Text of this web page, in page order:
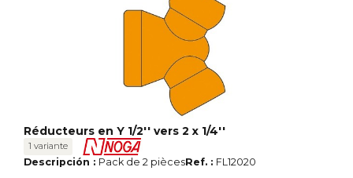
Réducteurs en Y 1/2'' vers 2 x 1/4''
1 variante
Descripción : Pack de 2 piècesRef. : FL12020